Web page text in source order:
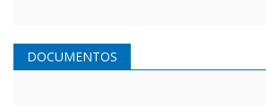
DOCUMENTOS